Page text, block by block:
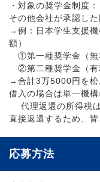
・対象の奨学金制度
その他会社が承認し
→例：日本学生支援
額）
①第一種奨学金（無
②第二種奨学金（有
→合計3万5000円を
借入の場合は単一機構
代理返還の所得税
直接返還するため、
応募方法